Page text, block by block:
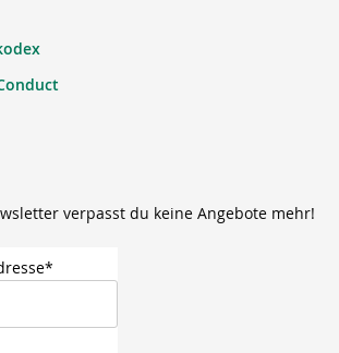
verpasst du keine Angebote mehr!